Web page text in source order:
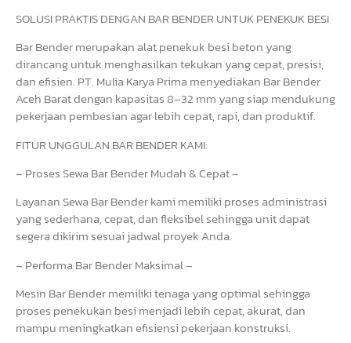
SOLUSI PRAKTIS DENGAN BAR BENDER UNTUK PENEKUK BESI
Bar Bender merupakan alat penekuk besi beton yang
dirancang untuk menghasilkan tekukan yang cepat, presisi,
dan efisien. PT. Mulia Karya Prima menyediakan Bar Bender
Aceh Barat dengan kapasitas 8–32 mm yang siap mendukung
pekerjaan pembesian agar lebih cepat, rapi, dan produktif.
FITUR UNGGULAN BAR BENDER KAMI:
– Proses Sewa Bar Bender Mudah & Cepat –
Layanan Sewa Bar Bender kami memiliki proses administrasi
yang sederhana, cepat, dan fleksibel sehingga unit dapat
segera dikirim sesuai jadwal proyek Anda.
– Performa Bar Bender Maksimal –
Mesin Bar Bender memiliki tenaga yang optimal sehingga
proses penekukan besi menjadi lebih cepat, akurat, dan
mampu meningkatkan efisiensi pekerjaan konstruksi.